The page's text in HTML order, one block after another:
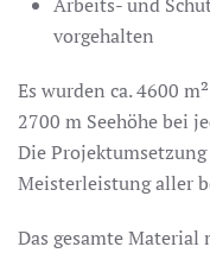
vorgehalten
Es wurden ca. 4600
2700 m Seehöhe bei
Die
Meisterleistung aller
Das gesamte